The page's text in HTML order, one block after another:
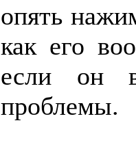
опять
как его
если он
проблемы.